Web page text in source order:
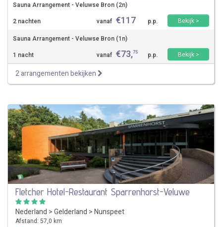
Sauna Arrangement - Veluwse Bron (2n)
2 nachten
vanaf €117 p.p.
Bekijk >
Sauna Arrangement - Veluwse Bron (1n)
1 nacht
vanaf €73,75 p.p. Bekijk >
2 arrangementen bekijken
Fletcher Hotel-Restaurant Sparrenhorst-Veluwe
Nederland >Gelderland >Nunspeet
Afstand: 57,0 km